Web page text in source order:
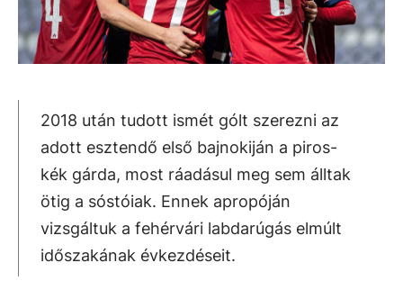
2018 után tudott ismét gólt szerezni az
adott esztendő első bajnokiján a piros-
kék gárda, most ráadásul meg sem álltak
ötig a sóstóiak. Ennek apropóján
vizsgáltuk a fehérvári labdarúgás elmúlt
időszakának évkezdéseit.